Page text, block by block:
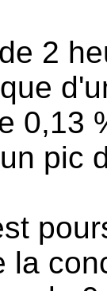
2
0,13
pic
la